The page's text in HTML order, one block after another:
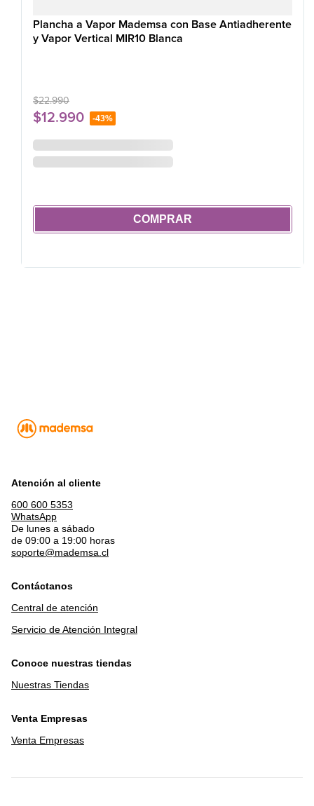
Plancha a Vapor Mademsa con Base Antiadherente
y Vapor Vertical MIR10 Blanca
$22.990
$12.990 -43%
COMPRAR
Atención al cliente
600 600 5353
WhatsApp
De lunes a sábado
de 09:00 a 19:00 horas
soporte@mademsa.cl
Contáctanos
Central de atención
Servicio de Atención Integral
Conoce nuestras tiendas
Nuestras Tiendas
Venta Empresas
Venta Empresas